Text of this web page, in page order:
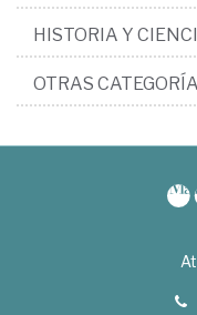
HISTORIA Y
OTRAS